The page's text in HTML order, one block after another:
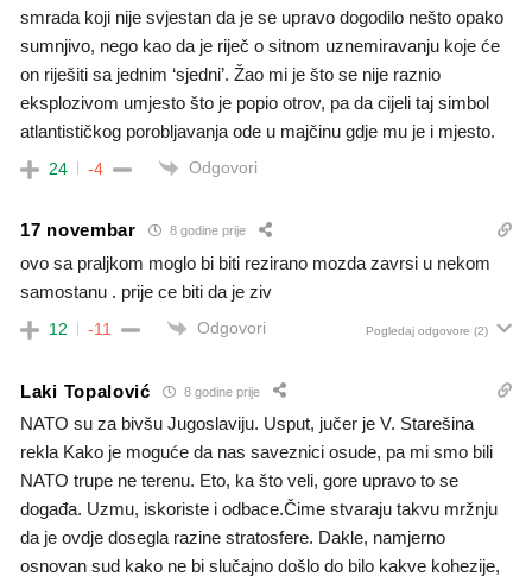
smrada koji nije svjestan da je se upravo dogodilo nešto opako
sumnjivo, nego kao da je riječ o sitnom uznemiravanju koje će
on riješiti sa jednim ‘sjedni’. Žao mi je što se nije raznio
eksplozivom umjesto što je popio otrov, pa da cijeli taj simbol
atlantističkog porobljavanja ode u majčinu gdje mu je i mjesto.
24 -4 Odgovori
17 novembar 8 godine prije
ovo sa praljkom moglo bi biti rezirano mozda zavrsi u nekom
samostanu . prije ce biti da je ziv
12 -11 Odgovori Pogledaj odgovore (2)
Laki Topalović 8 godine prije
NATO su za bivšu Jugoslaviju. Usput, jučer je V. Starešina
rekla Kako je moguće da nas saveznici osude, pa mi smo bili
NATO trupe ne terenu. Eto, ka što veli, gore upravo to se
događa. Uzmu, iskoriste i odbace.Čime stvaraju takvu mržnju
da je ovdje dosegla razine stratosfere. Dakle, namjerno
osnovan sud kako ne bi slučajno došlo do bilo kakve kohezije,